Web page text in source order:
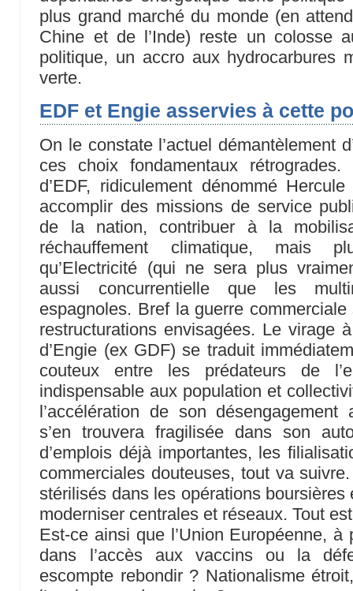
plus grand marché du monde (en
Chine et de l’Inde) reste un colosse
politique, un accro aux hydrocarbures
verte.
EDF et Engie asservies à cette
On le constate l’actuel démantèlement
ces choix fondamentaux
d’EDF, ridiculement dénommé
accomplir des missions de service
de la nation, contribuer à la
réchauffement climatique, mais
qu’Electricité (qui ne sera plus
aussi concurrentielle que les
espagnoles. Bref la guerre
restructurations envisagées. Le virage
d’Engie (ex GDF) se traduit
couteux entre les prédateurs de
indispensable aux population et
l’accélération de son
s’en trouvera fragilisée dans son
d’emplois déjà importantes, les
commerciales douteuses, tout va
stérilisés dans les opérations
moderniser centrales et réseaux. Tout
Est-ce ainsi que l’Union Européenne,
dans l’accès aux vaccins ou la
escompte rebondir ? Nationalisme